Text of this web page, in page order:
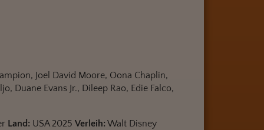
Joel David Moore, Oona Chaplin,
Duane Evans Jr., Dileep Rao, Edie Falco,
Land: USA 2025 Verleih: Walt Disney